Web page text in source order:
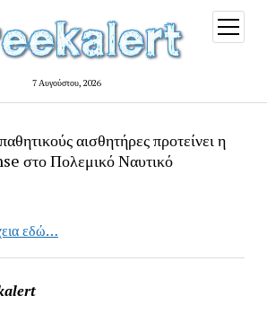
7 Αυγούστου, 2026
open
menu
αισθητήρες προτείνει η
στο Πολεμικό Ναυτικό
εδώ…